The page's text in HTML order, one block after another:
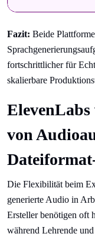
Fazit: Beide
fortschrittlicher für
skalierbare
ElevenLabs
von
Die Flexibilität beim
generierte Audio in
Ersteller benötigen oft
während Lehrende